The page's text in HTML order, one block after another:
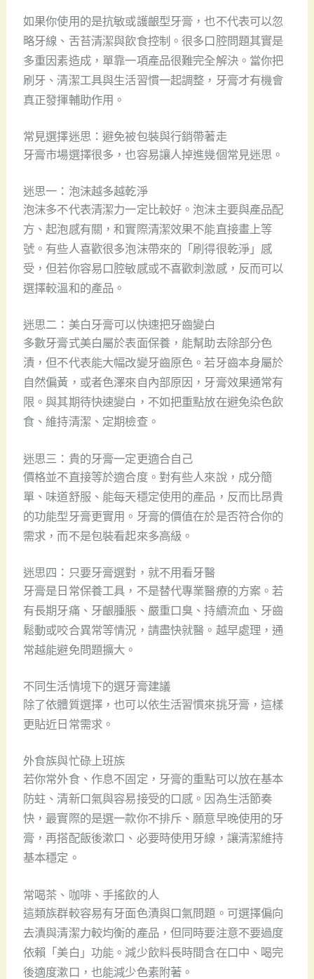
如果你使用的是抗敏或護齦型牙膏，也不代表可以忽
略牙線、舌苔清潔與飲食控制。很多口腔問題其實是
多重因素造成，單靠一項產品很難完全解決。當你把
刷牙、清潔工具與生活習慣一起調整，牙膏才有機會
真正發揮輔助作用。
常見選擇迷思：避免被包裝與行銷帶著走
牙膏市場選擇很多，也容易讓人掉進幾個常見迷思。
迷思一：泡沫越多越乾淨
泡沫多不代表清潔力一定比較好。泡沫主要與產品配
方、起泡感有關，和實際清潔效果不能直接畫上等
號。有些人喜歡很多泡沫帶來的「刷得很乾淨」感
受，但若你容易口腔敏感或不喜歡刺激感，反而可以
選擇較溫和的產品。
迷思二：美白牙膏可以快速把牙齒變白
多數牙膏式美白屬於表面保養，能幫助去除部分色
漬，但不代表能大幅改變牙齒原色。若牙齒本身屬於
自然偏黃，或者色澤來自內部原因，牙膏效果通常有
限。與其期待快速變白，不如把重點放在避免染色飲
食、維持清潔、定期檢查。
迷思三：貴的牙膏一定更適合自己
價格並不直接等於適合度。對有些人來說，成分簡
單、味道舒服、能每天穩定使用的產品，反而比昂貴
的功能型牙膏更實用。牙膏的價值在於是否符合你的
需求，而不是包裝看起來多高級。
迷思四：只要牙膏選對，就不用看牙醫
牙膏是日常保養工具，不是替代專業醫療的方案。若
有長期牙痛、牙齦腫脹、嚴重口臭、持續流血、牙齒
鬆動或咬合異常等情況，請盡快就醫。越早處理，通
常越能避免問題擴大。
不同生活情境下的選牙膏建議
除了依體質選擇，也可以依生活習慣來挑牙膏，這樣
更貼近日常需求。
外食族與忙碌上班族
若你常外食、作息不固定，牙膏的重點可以放在基本
防蛀、清新口氣與容易接受的口感。因為生活節奏
快，最實際的是選一款你不排斥、願意早晚使用的牙
膏，再搭配飯後漱口、必要時使用牙線，讓清潔維持
基本穩定。
常喝茶、咖啡、手搖飲的人
這類族群較容易有牙面色漬與口氣問題。可選擇偏向
去漬與清潔力較均衡的產品，但同時要注意不要過度
依賴「美白」功能。減少飲料長時間含在口中、喝完
後適度漱口，也能減少色素附著。